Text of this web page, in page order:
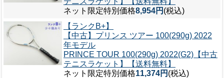
ネット限定特別価格8,954円 (税込)
【ランクB+】
【中古】プリンス ツアー 100(290g) 2022
年モデル
PRINCE TOUR 100(290g) 2022(G2)【中古
テニスラケット】【送料無料】
ネット限定特別価格11,374円 (税込)